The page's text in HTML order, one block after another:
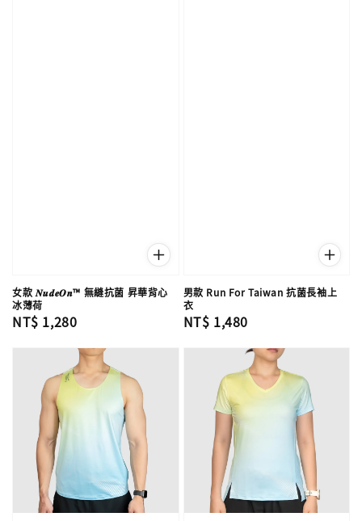
女款 𝑵𝒖𝒅𝒆𝑶𝒏™ 無縫抗菌 昇華背心
冰薄荷
Regular
NT$ 1,280
男款 Run For Taiwan 抗菌長袖上
衣
Regular
NT$ 1,480